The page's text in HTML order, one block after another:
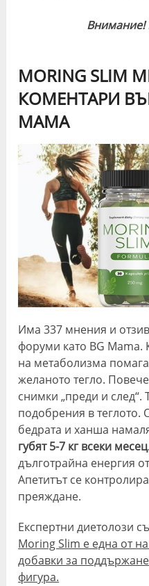
Внимание!
MORING SLIM
КОМЕНТАРИ
MAMA
Има 337 мнения и
форуми като BG Mama.
на метаболизма
желаното тегло.
снимки „преди и след“.
подобрения в теглото.
бедрата и ханша
губят 5-7 кг всеки месец
дълготрайна енергия
Апетитът се
преяждане.
Експертни диетолози
Moring Slim е една от
добавки за
фигура.